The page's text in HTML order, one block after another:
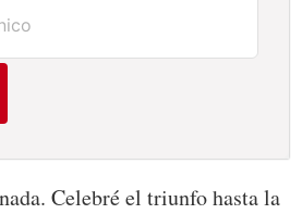
Celebré el triunfo hasta la